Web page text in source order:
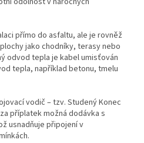
přímo do asfaltu, ale je rovněž
jako chodníky, terasy nebo
odvod tepla je kabel umisťován
tepla, například betonu, tmelu
vodič – tzv. Studený Konec
příplatek možná dodávka s
usnadňuje připojení v